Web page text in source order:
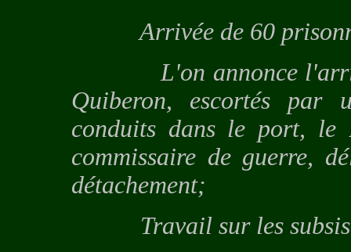
Arrivée de 60
L'on annonce
Quiberon, escortés par
conduits dans le port, le
commissaire de guerre,
détachement;
Travail sur les